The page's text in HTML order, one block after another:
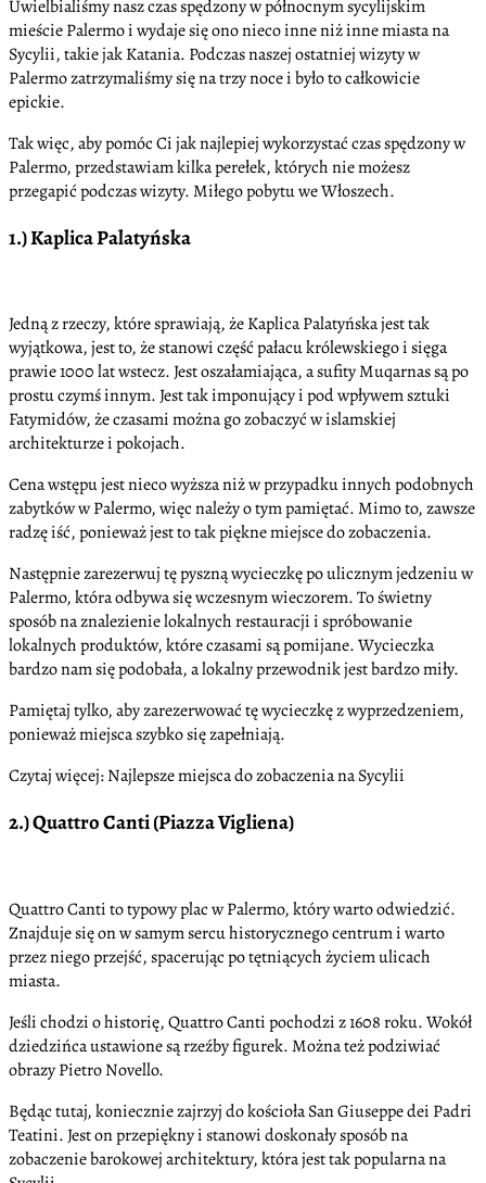
Uwielbialiśmy nasz czas spędzony w północnym sycylijskim
mieście Palermo i wydaje się ono nieco inne niż inne miasta na
Sycylii, takie jak Katania. Podczas naszej ostatniej wizyty w
Palermo zatrzymaliśmy się na trzy noce i było to całkowicie
epickie.
Tak więc, aby pomóc Ci jak najlepiej wykorzystać czas spędzony w
Palermo, przedstawiam kilka perełek, których nie możesz
przegapić podczas wizyty. Miłego pobytu we Włoszech.
1.) Kaplica Palatyńska
Jedną z rzeczy, które sprawiają, że Kaplica Palatyńska jest tak
wyjątkowa, jest to, że stanowi część pałacu królewskiego i sięga
prawie 1000 lat wstecz. Jest oszałamiająca, a sufity Muqarnas są po
prostu czymś innym. Jest tak imponujący i pod wpływem sztuki
Fatymidów, że czasami można go zobaczyć w islamskiej
architekturze i pokojach.
Cena wstępu jest nieco wyższa niż w przypadku innych podobnych
zabytków w Palermo, więc należy o tym pamiętać. Mimo to, zawsze
radzę iść, ponieważ jest to tak piękne miejsce do zobaczenia.
Następnie zarezerwuj tę pyszną wycieczkę po ulicznym jedzeniu w
Palermo, która odbywa się wczesnym wieczorem. To świetny
sposób na znalezienie lokalnych restauracji i spróbowanie
lokalnych produktów, które czasami są pomijane. Wycieczka
bardzo nam się podobała, a lokalny przewodnik jest bardzo miły.
Pamiętaj tylko, aby zarezerwować tę wycieczkę z wyprzedzeniem,
ponieważ miejsca szybko się zapełniają.
Czytaj więcej: Najlepsze miejsca do zobaczenia na Sycylii
2.) Quattro Canti (Piazza Vigliena)
Quattro Canti to typowy plac w Palermo, który warto odwiedzić.
Znajduje się on w samym sercu historycznego centrum i warto
przez niego przejść, spacerując po tętniących życiem ulicach
miasta.
Jeśli chodzi o historię, Quattro Canti pochodzi z 1608 roku. Wokół
dziedzińca ustawione są rzeźby figurek. Można też podziwiać
obrazy Pietro Novello.
Będąc tutaj, koniecznie zajrzyj do kościoła San Giuseppe dei Padri
Teatini. Jest on przepiękny i stanowi doskonały sposób na
zobaczenie barokowej architektury, która jest tak popularna na